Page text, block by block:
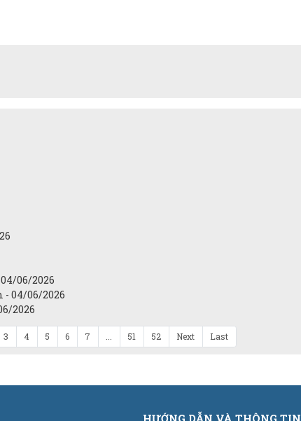
06/2026
- 04/06/2026
2026
3 4 5 6 7 51 52 Next Last
HƯỚNG DẪN VÀ THÔNG TIN